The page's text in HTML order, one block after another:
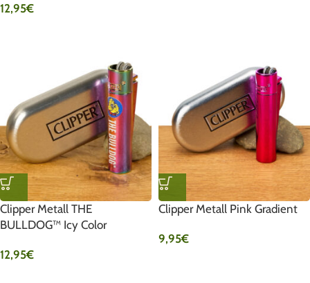
12,95€
Clipper Metall THE
BULLDOG™ Icy Color
12,95€
Clipper Metall Pink Gradient
9,95€